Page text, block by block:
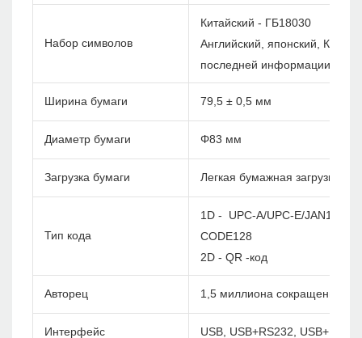
Набор символов
Китайский - ГБ18030
Английский, японский, Корея
последней информации)
Ширина бумаги 79,5 ± 0,5 мм
Диаметр бумаги Φ83 мм
Загрузка бумаги Легкая бумажная загрузка
Тип кода
1D - UPC-A/UPC-E/
CODE128
2D - QR -код
Авторец 1,5 миллиона сокращений
Интерфейс USB, USB+RS232, USB+LAN,